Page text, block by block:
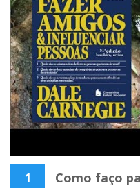
1
Como faço